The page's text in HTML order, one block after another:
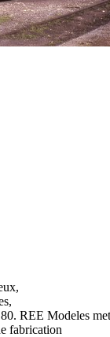
REE Modeles met
fabrication